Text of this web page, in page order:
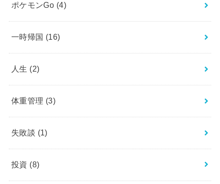
ポケモンGo (4)
一時帰国 (16)
人生 (2)
体重管理 (3)
失敗談 (1)
投資 (8)